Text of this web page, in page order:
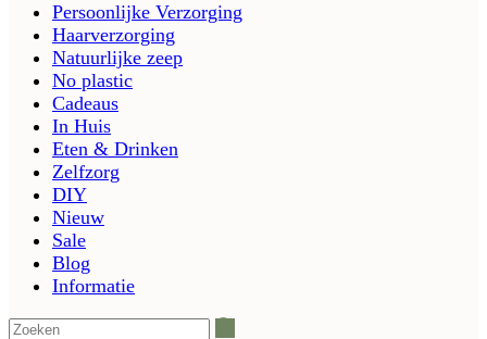
Persoonlijke Verzorging
Haarverzorging
Natuurlijke zeep
No plastic
Cadeaus
In Huis
Eten & Drinken
Zelfzorg
DIY
Nieuw
Sale
Blog
Informatie